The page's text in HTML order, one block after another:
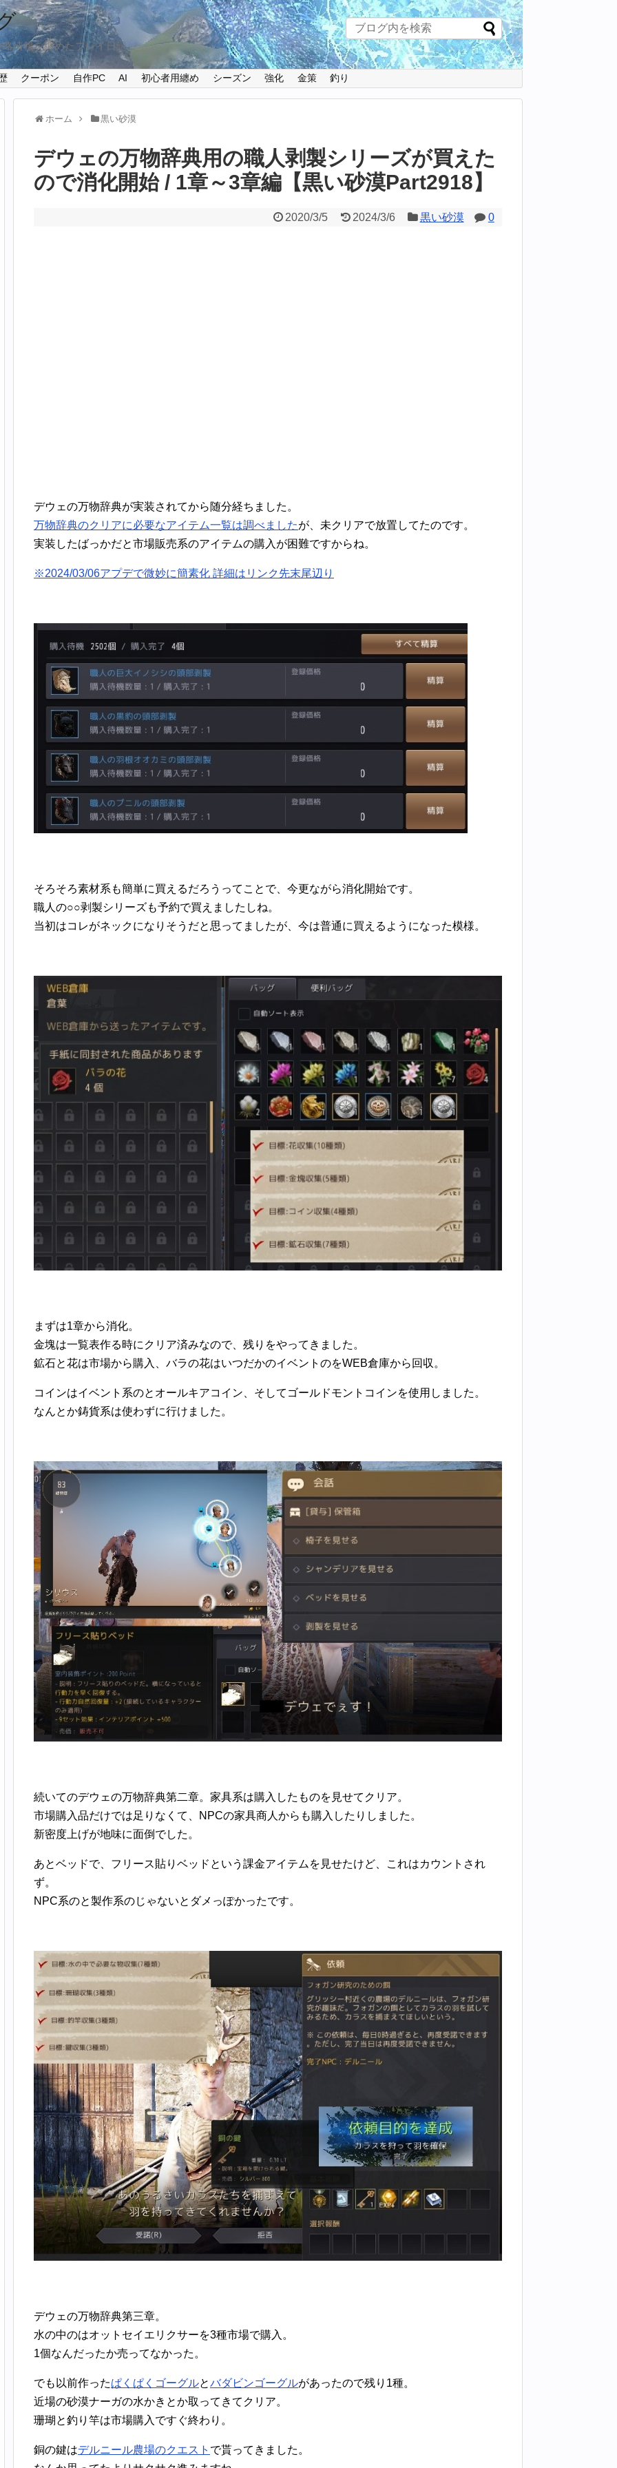
情報を纏めたプレイ日記
クーポン 自作PC AI 初心者用纏め シーズン 強化 金策 釣り
ホーム 黒い砂漠
デウェの万物辞典用の職人剥製シリーズが買えた
ので消化開始 / 1章～3章編【黒い砂漠Part2918】
2020/3/5 2024/3/6 黒い砂漠 0
デウェの万物辞典が実装されてから随分経ちました。
万物辞典のクリアに必要なアイテム一覧は調べましたが、未クリアで放置してたのです。
実装したばっかだと市場販売系のアイテムの購入が困難ですからね。
※2024/03/06アプデで微妙に簡素化 詳細はリンク先末尾辺り
そろそろ素材系も簡単に買えるだろうってことで、今更ながら消化開始です。
職人の○○剥製シリーズも予約で買えましたしね。
当初はコレがネックになりそうだと思ってましたが、今は普通に買えるようになった模様。
まずは1章から消化。
金塊は一覧表作る時にクリア済みなので、残りをやってきました。
鉱石と花は市場から購入、バラの花はいつだかのイベントのをWEB倉庫から回収。
コインはイベント系のとオールキアコイン、そしてゴールドモントコインを使用しました。
なんとか鋳貨系は使わずに行けました。
続いてのデウェの万物辞典第二章。家具系は購入したものを見せてクリア。
市場購入品だけでは足りなくて、NPCの家具商人からも購入したりしました。
新密度上げが地味に面倒でした。
あとベッドで、フリース貼りベッドという課金アイテムを見せたけど、これはカウントされ
ず。
NPC系のと製作系のじゃないとダメっぽかったです。
デウェの万物辞典第三章。
水の中のはオットセイエリクサーを3種市場で購入。
1個なんだったか売ってなかった。
でも以前作ったぱくぱくゴーグルとバダビンゴーグルがあったので残り1種。
近場の砂漠ナーガの水かきとか取ってきてクリア。
珊瑚と釣り竿は市場購入ですぐ終わり。
銅の鍵はデルニール農場のクエスト で貰ってきました。